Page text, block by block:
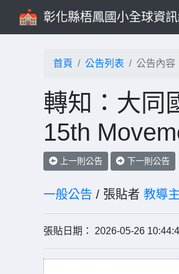
彰化縣梧鳳國小全球資訊
首頁 公告列表 公告內容
轉知：大同
15th
上一則公告 下一則公告
一般公告 / 張貼者 教導
張貼日期： 2026-05-26